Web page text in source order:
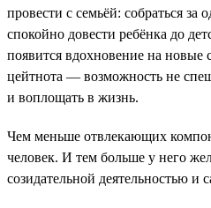
провести с семьёй: собраться за
спокойно довести ребёнка до
появится вдохновение на новые
цейтнота — возможность не
и воплощать в жизнь.
Чем меньше отвлекающих
человек. И тем больше у него
созидательной деятельностью и